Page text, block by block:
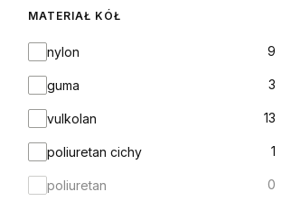
MATERIAŁ KÓŁ
Materiał kół
nylon 9
guma 3
vulkolan 13
poliuretan cichy 1
poliuretan 0